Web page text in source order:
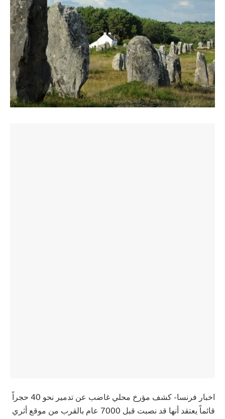
اخبار فرنسا- كشف مؤرخ محلي غاضب عن تدمير نحو 40 حجراً
قائماً يعتقد أنها قد نصبت قبل 7000 عام بالقرب من موقع أثري